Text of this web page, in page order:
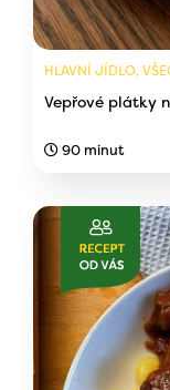
HLAVNÍ JÍDLO,
Vepřové plátky
90 minut